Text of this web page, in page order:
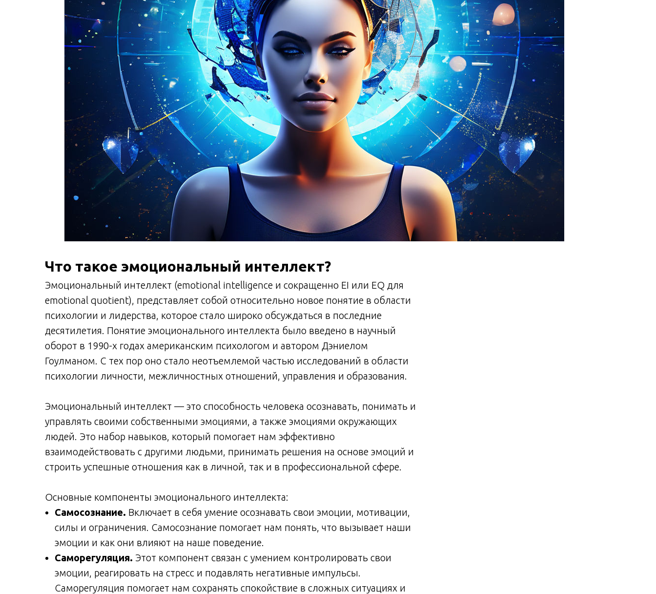
Что такое эмоциональный интеллект?
Эмоциональный интеллект (emotional intelligence и сокращенно EI или EQ для
emotional quotient), представляет собой относительно новое понятие в области
психологии и лидерства, которое стало широко обсуждаться в последние
десятилетия. Понятие эмоционального интеллекта было введено в научный
оборот в 1990-х годах американским психологом и автором Дэниелом
Гоулманом. С тех пор оно стало неотъемлемой частью исследований в области
психологии личности, межличностных отношений, управления и образования.
Эмоциональный интеллект — это способность человека осознавать, понимать и
управлять своими собственными эмоциями, а также эмоциями окружающих
людей. Это набор навыков, который помогает нам эффективно
взаимодействовать с другими людьми, принимать решения на основе эмоций и
строить успешные отношения как в личной, так и в профессиональной сфере.
Основные компоненты эмоционального интеллекта:
Самосознание. Включает в себя умение осознавать свои эмоции, мотивации,
силы и ограничения. Самосознание помогает нам понять, что вызывает наши
эмоции и как они влияют на наше поведение.
Саморегуляция. Этот компонент связан с умением контролировать свои
эмоции, реагировать на стресс и подавлять негативные импульсы.
Саморегуляция помогает нам сохранять спокойствие в сложных ситуациях и